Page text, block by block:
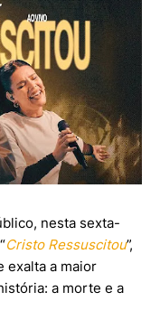
nesta sexta-
Cristo Ressuscitou”,
exalta a maior
a morte e a